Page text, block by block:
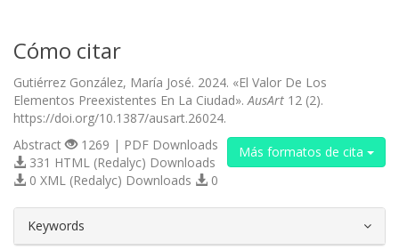
Cómo citar
Gutiérrez González, María José. 2024. «El Valor De Los
Elementos Preexistentes En La Ciudad».AusArt 12 (2).
https://doi.org/10.1387/ausart.26024.
Más formatos de cita
Abstract
1269 | PDF Downloads
331 HTML (Redalyc) Downloads
0 XML (Redalyc) Downloads
0
Keywords